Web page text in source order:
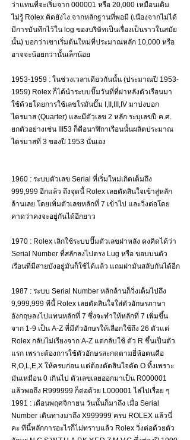
ว่าแทนที่จะเริ่มจาก 000001 หรือ 20,000 เหมือนเดิม
ไม่รู้ Rolex คิดยังไง จากหลักฐานที่พอมี (เนืองจากไม่ได้
มีการบันทึกไว้ใน log ของบริษัทเป็นเรื่องเป็นราวในสมัย
นั้น) บอกว่าเขาเริ่มต้นใหม่ที่ประมาณหลัก 10,000 หรือ
อาจจะน้อยกว่านั้นเล็กน้อย
1953-1959 : ในช่วงเวลาเดียวกันนั้น (ประมาณปี 1953-
1959) Rolex ก็ได้นำระบบปั๊มวันที่ที่ฝาหลังตัวเรือนมา
ใช้ด้วยโดยการใช้เลขโรมันปั๊ม I,II,III,IV มาบ่งบอก
ไตรมาส (Quarter) และมีตัวเลข 2 หลัก ระบุเลขปี ค.ศ.
ยกตัวอย่างเช่น III53 ก็คือนาฬิกาเรือนนั้นผลิตประมาณ
ไตรมาสที่ 3 ของปี 1953 นั่นเอง
1960 : ระบบตัวเลข Serial ที่เริ่มใหม่เกิดเต็มถึง
999,999 อีกแล้ว ถึงจุดนี้ Rolex เลยตัดสินใจเข้าสู่หลัก
ล้านเลย โดยเพิ่มตัวเลขหลักที่ 7 เข้าไป และวิ่งต่อโดย
คาดว่าคงจะอยู่กันได้อีกยาว
1970 : Rolex เลิกใช้ระบบปั๊มตัวเลขฝาหลัง คงคิดได้ว่า
Serial Number ที่สลักลงไปตรง Lug หรือ ขอบบนตัว
เรือนที่มีสายบังอยู่มันก็ใช้ได้แล้ว แถมฝามันสลับกันได้อีก
1987 : ระบบ Serial Number หลักล้านก็วิ่งเต็มไปถึง
9,999,999 ทีนี้ Rolex เลยตัดสินใจใส่ตัวอักษรภาษา
อังกฤษลงไปแทนหลักที่ 7 ซึ่งจะทำให้หลักที่ 7 เพิ่มขึ้น
จาก 1-9 เป็น A-Z ที่มีตัวอักษรให้เลือกใช้ถึง 26 ตัวแต่
Rolex กลับไม่เรียงจาก A-Z แต่กลับใช้ ตัว R ขึ้นเป็นตัว
แรก เพราะต้องการใช้ตัวอักษรสะกดตามยี่ห้อตนคือ
R,O,L,E,X ให้ครบก่อน แต่ต้องตัดสินใจตัด O ทิ้งเพราะ
มันเหมือน 0 เกินไป ตัวเลขเลยออกมาเป็น R000001
แล้วพอถึง R999999 ก็ต่อด้วย L000001 ไล่ไปเรื่อย ๆ
1991 : เดือนพฤศจิกายน วันนั้นก็มาถึง เมื่อ Serial
Number เดินทางมาถึง X999999 ครบ ROLEX แล้วนี่
คะ ทีนี้หลักการอะไรก็ไม่ทราบแล้ว Rolex วิ่งต่อด้วยตัว